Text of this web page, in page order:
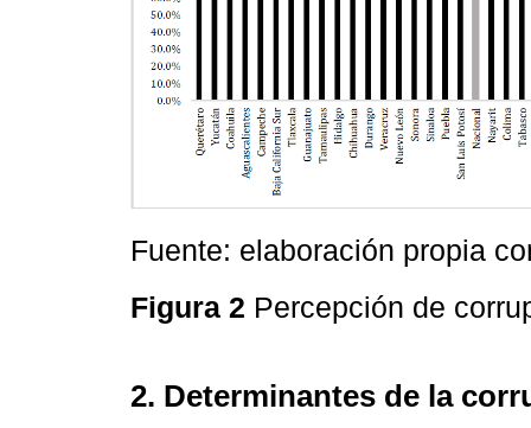
Fuente: elaboración propia
Figura 2 Percepción de
2. Determinantes de la